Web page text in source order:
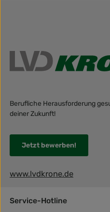
Berufliche Herausforderung
deiner Zukunft!
Jetzt bewerben!
www.lvdkrone.de
Service-Hotline